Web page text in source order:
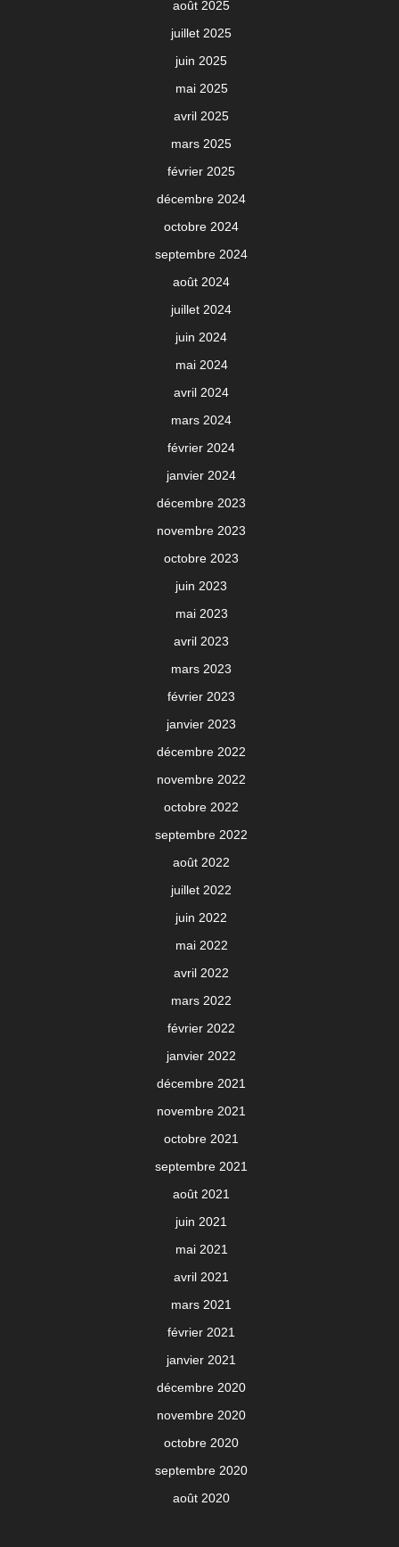
août 2025
juillet 2025
juin 2025
mai 2025
avril 2025
mars 2025
février 2025
décembre 2024
octobre 2024
septembre 2024
août 2024
juillet 2024
juin 2024
mai 2024
avril 2024
mars 2024
février 2024
janvier 2024
décembre 2023
novembre 2023
octobre 2023
juin 2023
mai 2023
avril 2023
mars 2023
février 2023
janvier 2023
décembre 2022
novembre 2022
octobre 2022
septembre 2022
août 2022
juillet 2022
juin 2022
mai 2022
avril 2022
mars 2022
février 2022
janvier 2022
décembre 2021
novembre 2021
octobre 2021
septembre 2021
août 2021
juin 2021
mai 2021
avril 2021
mars 2021
février 2021
janvier 2021
décembre 2020
novembre 2020
octobre 2020
septembre 2020
août 2020